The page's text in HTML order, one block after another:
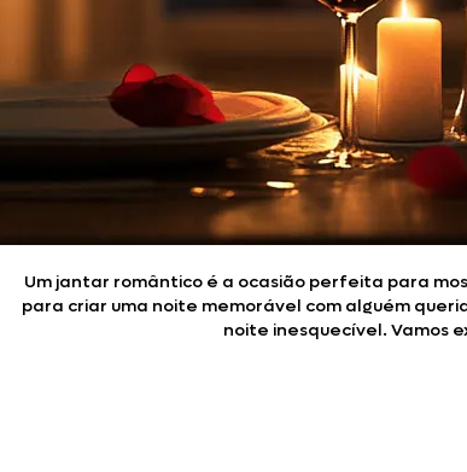
Peixes e Frutos do Mar
100% Vegetal
Doces, Bolos e Sobremesas
Pães e Massas
Entrevistas
Um jantar romântico é a ocasião perfeita para
para criar uma noite memorável com alguém
noite inesquecível. Vamos